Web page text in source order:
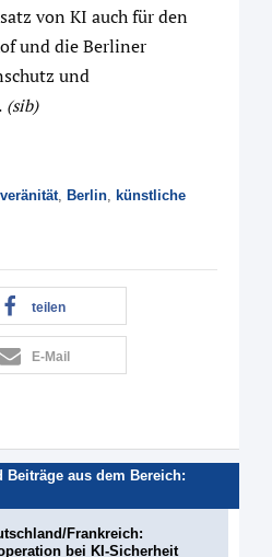
von KI auch für den
und die Berliner
und
(sib)
Berlin
künstliche
teilen
E-Mail
Beiträge aus dem Bereich:
Frankreich:
bei KI-Sicherheit